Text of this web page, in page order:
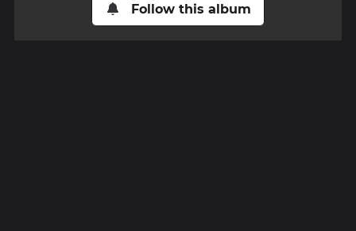
Follow this album